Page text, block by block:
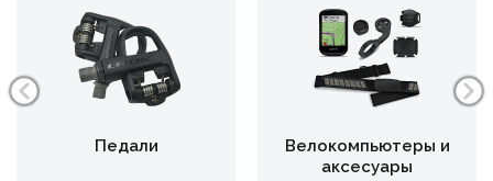
Педали
Велокомпьютеры и
аксесуары